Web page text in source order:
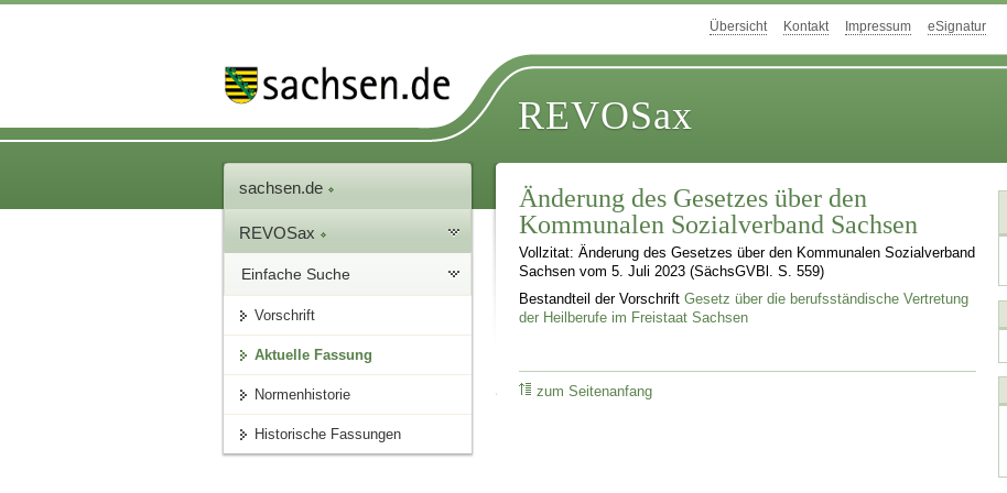
Übersicht Kontakt Impressum eSignatur
REVOSax
sachsen.de
REVOSax
Einfache Suche
Vorschrift
Aktuelle Fassung
Normenhistorie
Historische Fassungen
Änderung des Gesetzes über den
Kommunalen Sozialverband Sachsen
Vollzitat: Änderung des Gesetzes über den Kommunalen Sozialverband
Sachsen vom 5. Juli 2023 (SächsGVBl. S. 559)
Bestandteil der VorschriftGesetz über die berufsständische Vertretung
der Heilberufe im Freistaat Sachsen
zum Seitenanfang